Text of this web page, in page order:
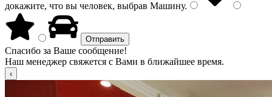
докажите, что вы человек, выбрав Машину.
Спасибо за Ваше сообщение!
Наш менеджер свяжется с Вами в ближайшее время.